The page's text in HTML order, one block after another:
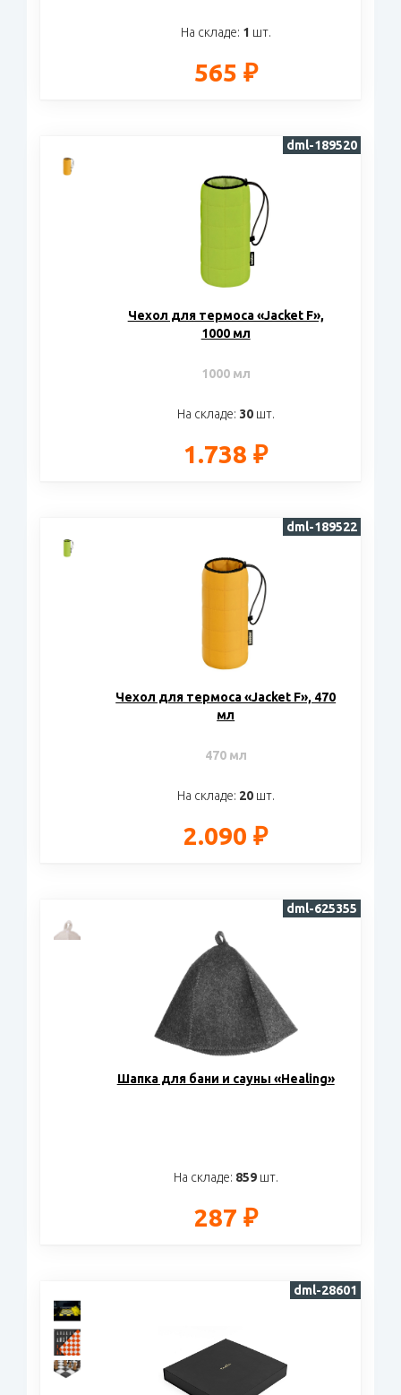
На складе: 1 шт.
565 ₽
Чехол для термоса «Jacket F»,
1000 мл
1000 мл
На складе: 30шт.
1.738 ₽
dml-189520
Чехол для термоса «Jacket F», 470
мл
470 мл
На складе: 20шт.
2.090 ₽
dml-189522
Шапка для бани и сауны «Healing»
На складе: 859шт.
287 ₽
dml-625355
dml-28601